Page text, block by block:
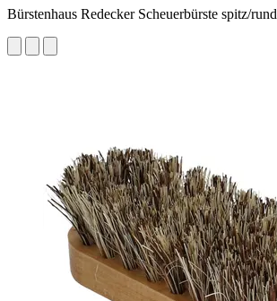
Bürstenhaus Redecker Scheuerbürste spitz/rund